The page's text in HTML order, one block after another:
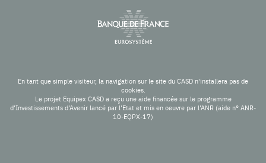
En tant que simple visiteur, la navigation sur le site du CASD n'installera pas de
cookies.
Le projet Equipex CASD a reçu une aide financée sur le programme
d’Investissements d’Avenir lancé par l’Etat et mis en oeuvre par l’ANR (aide n° ANR-
10-EQPX-17)